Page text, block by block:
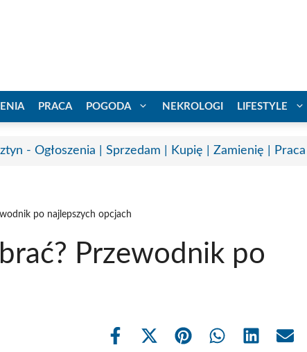
PRACA POGODA NEKROLOGI LIFESTYLE
- Ogłoszenia | Sprzedam | Kupię | Zamienię | Praca
po najlepszych opcjach
Przewodnik po
Share
Share Share Share Share Share